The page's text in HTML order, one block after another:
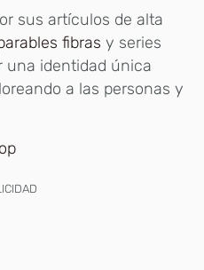
sus artículos de alta
fibras y series
una identidad única
a las personas y